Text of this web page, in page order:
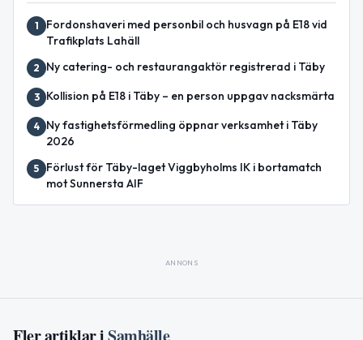
1
Fordonshaveri med personbil och husvagn på E18 vid
Trafikplats Lahäll
2 Ny catering- och restaurangaktör registrerad i Täby
3 Kollision på E18 i Täby – en person uppgav nacksmärta
4
Ny fastighetsförmedling öppnar verksamhet i Täby
2026
5
Förlust för Täby-laget Viggbyholms IK i bortamatch
mot Sunnersta AIF
ANNONS
Fler artiklar iSamhälle